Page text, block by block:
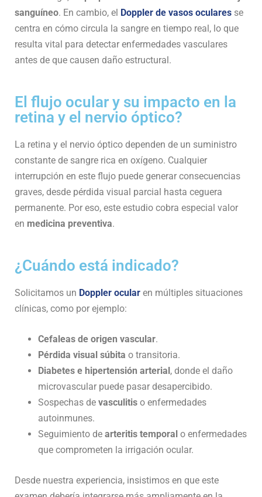
sanguíneo. En cambio, el Doppler de vasos oculares se
centra en cómo circula la sangre en tiempo real, lo que
resulta vital para detectar enfermedades vasculares
antes de que causen daño estructural.
El flujo ocular y su impacto en la
retina y el nervio óptico?
La retina y el nervio óptico dependen de un suministro
constante de sangre rica en oxígeno. Cualquier
interrupción en este flujo puede generar consecuencias
graves, desde pérdida visual parcial hasta ceguera
permanente. Por eso, este estudio cobra especial valor
en medicina preventiva.
¿Cuándo está indicado?
Solicitamos un Doppler ocular en múltiples situaciones
clínicas, como por ejemplo:
Cefaleas de origen vascular.
Pérdida visual súbita o transitoria.
Diabetes e hipertensión arterial , donde el daño
microvascular puede pasar desapercibido.
Sospechas de vasculitis o enfermedades
autoinmunes.
Seguimiento de arteritis temporal o enfermedades
que comprometen la irrigación ocular.
Desde nuestra experiencia, insistimos en que este